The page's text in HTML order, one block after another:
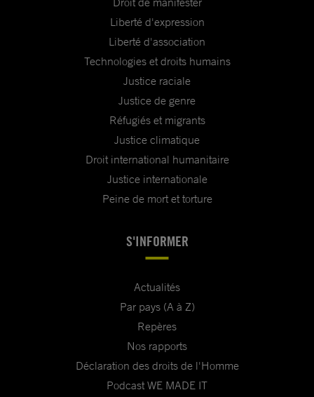
Liberté d'expression
Liberté d'association
Technologies et droits humains
Justice raciale
Justice de genre
Réfugiés et migrants
Justice climatique
Droit international humanitaire
Justice internationale
Peine de mort et torture
S'INFORMER
Actualités
Par pays (A à Z)
Repères
Nos rapports
Déclaration des droits de l'Homme
Podcast WE MADE IT